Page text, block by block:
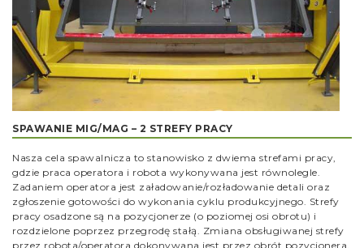
SPAWANIE MIG/MAG – 2 STREFY PRACY
Nasza cela spawalnicza to stanowisko z dwiema strefami pracy,
gdzie praca operatora i robota wykonywana jest równolegle.
Zadaniem operatora jest załadowanie/rozładowanie detali oraz
zgłoszenie gotowości do wykonania cyklu produkcyjnego. Strefy
pracy osadzone są na pozycjonerze (o poziomej osi obrotu) i
rozdzielone poprzez przegrodę stałą. Zmiana obsługiwanej strefy
przez robota/operatora dokonywana jest przez obrót pozycjonera.